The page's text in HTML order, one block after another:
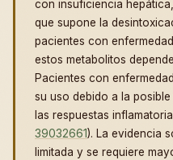
con insuficiencia
que supone la
pacientes con
estos metabolitos
Pacientes con
su uso debido a la
las respuestas
39032661). La evidencia
limitada y se requiere